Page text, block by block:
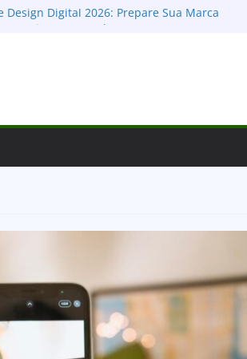
Design Digital 2026: Prepare Sua Marca
no Design: Guia Definitivo para
Digital
Como Escolher a Tipografia Certa para